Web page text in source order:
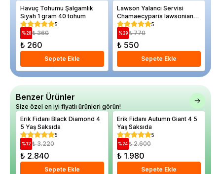
Havuç Tohumu Şalgamlık
Siyah 1 gram 40 tohum
5
%28 ₺ 360
₺ 260
Sepete Ekle
Lawson Yalancı Servisi
Chamaecyparis lawsoniana
Ellwoodii 20 30 cm
5
%29 ₺ 770
₺ 550
Sepete Ekle
Benzer Ürünler
Size özel en iyi fiyatlı ürünleri görün!
Erik Fidanı Black Diamond 4
5 Yaş Saksıda
5
%12 ₺ 3.220
₺ 2.840
Sepete Ekle
Erik Fidanı Autumn Giant 4 5
Yaş Saksıda
5
%24 ₺ 2.600
₺ 1.980
Sepete Ekle